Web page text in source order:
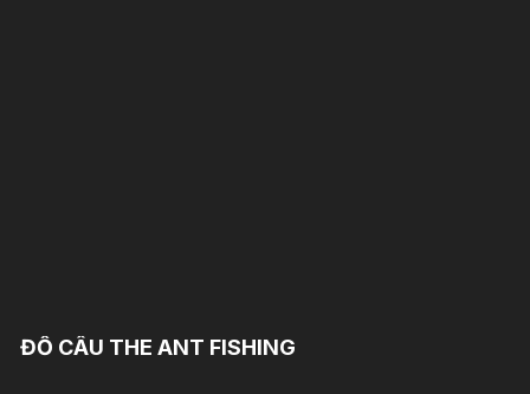
ĐỒ CÂU THE ANT FISHING